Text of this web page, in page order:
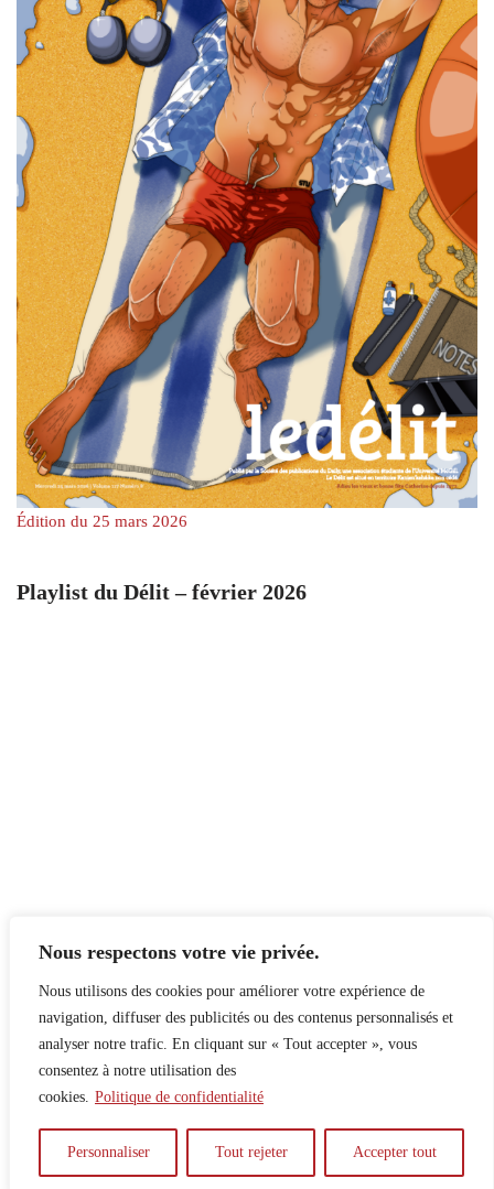
Nous respectons votre vie privée.
Nous utilisons des cookies pour améliorer votre expérience de
navigation, diffuser des publicités ou des contenus personnalisés et
analyser notre trafic. En cliquant sur « Tout accepter », vous
consentez à notre utilisation des
cookies. Politique de confidentialité
Personnaliser Tout rejeter Accepter tout
Édition du 25 mars 2026
Playlist du Délit – février 2026